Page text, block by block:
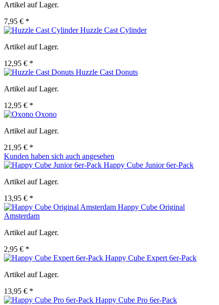
Artikel auf Lager.
7,95 € *
Huzzle Cast Cylinder
Artikel auf Lager.
12,95 € *
Huzzle Cast Donuts
Artikel auf Lager.
12,95 € *
Oxono
Artikel auf Lager.
21,95 € *
Kunden haben sich auch angesehen
Happy Cube Junior 6er-Pack
Artikel auf Lager.
13,95 € *
Happy Cube Original
Amsterdam
Artikel auf Lager.
2,95 € *
Happy Cube Expert 6er-Pack
Artikel auf Lager.
13,95 € *
Happy Cube Pro 6er-Pack